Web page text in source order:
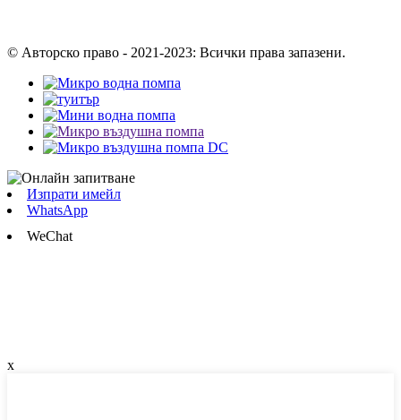
© Авторско право - 2021-2023: Всички права запазени.
Изпрати имейл
WhatsApp
WeChat
x